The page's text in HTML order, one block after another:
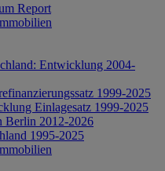
Report
Entwicklung 2004-
1999-2025
Einlagesatz 1999-2025
Berlin 2012-2026
1995-2025